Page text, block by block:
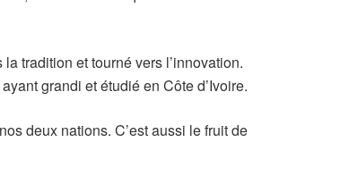
tradition et tourné vers l’innovation.
grandi et étudié en Côte d’Ivoire.
deux nations. C’est aussi le fruit de